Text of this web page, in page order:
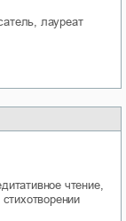
лауреат
чтение,